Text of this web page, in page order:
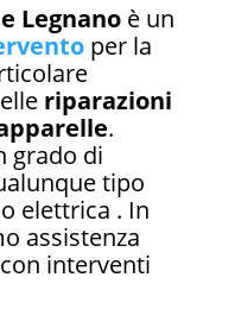
Legnanoè un
per la
riparazioni
.
grado di
tipo
elettrica . In
assistenza
interventi